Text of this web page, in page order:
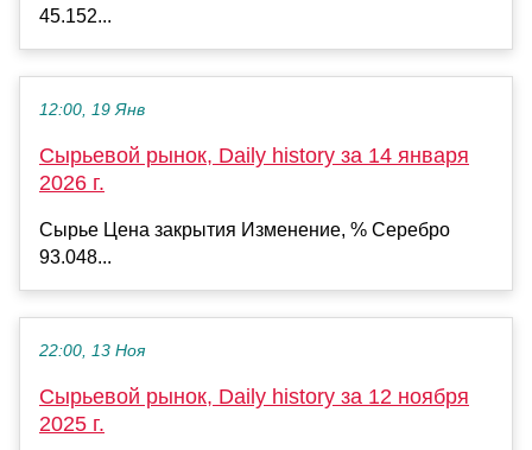
45.152...
12:00, 19 Янв
Сырьевой рынок, Daily history за 14 января
2026 г.
Сырье Цена закрытия Изменение, % Серебро
93.048...
22:00, 13 Ноя
Сырьевой рынок, Daily history за 12 ноября
2025 г.